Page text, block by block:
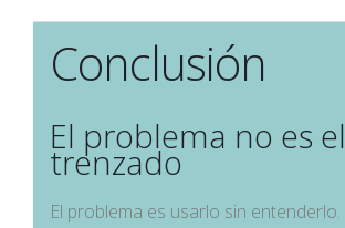
Conclusión
El problema no es el
trenzado
El problema es usarlo sin entenderlo.